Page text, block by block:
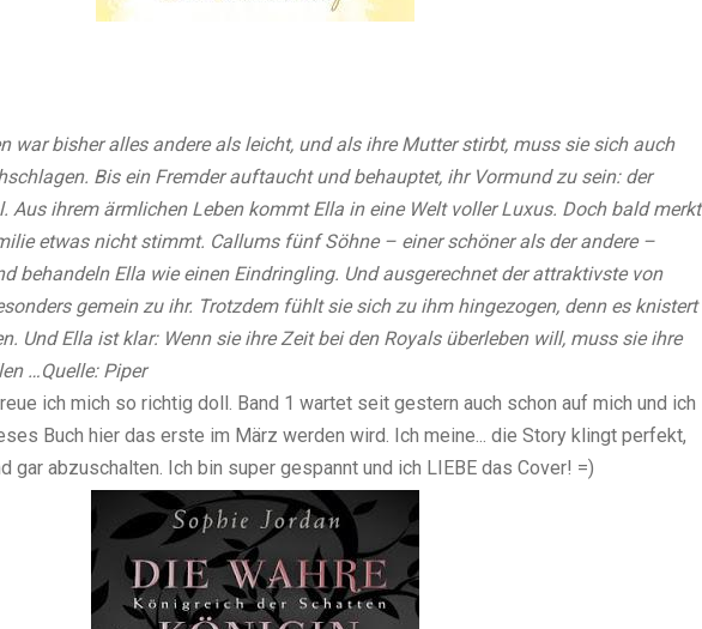
war bisher alles andere als leicht, und als ihre Mutter stirbt, muss sie sich auch
Bis ein Fremder auftaucht und behauptet, ihr Vormund zu sein: der
Aus ihrem ärmlichen Leben kommt Ella in eine Welt voller Luxus. Doch bald merkt
etwas nicht stimmt. Callums fünf Söhne – einer schöner als der andere –
behandeln Ella wie einen Eindringling. Und ausgerechnet der attraktivste von
gemein zu ihr. Trotzdem fühlt sie sich zu ihm hingezogen, denn es knistert
Und Ella ist klar: Wenn sie ihre Zeit bei den Royals überleben will, muss sie ihre
…Quelle:Piper
ich mich so richtig doll. Band 1 wartet seit gestern auch schon auf mich und ich
Buch hier das erste im März werden wird. Ich meine... die Story klingt perfekt,
gar abzuschalten. Ich bin super gespannt und ich LIEBE das Cover! =)